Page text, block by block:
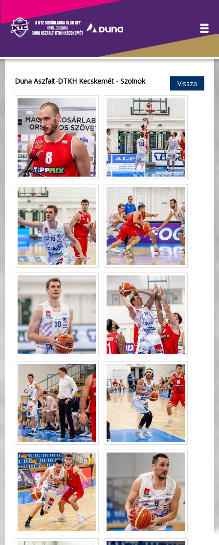
Galéria
Duna Aszfalt-DTKH Kecskemét - Szolnok Vissza